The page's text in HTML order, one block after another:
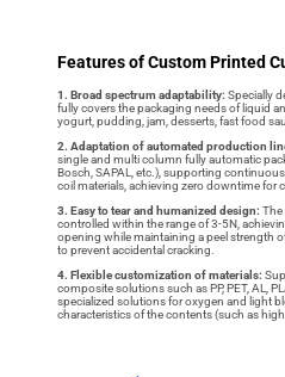
Features of Custom Printed
1. Broad spectrum adaptability: Specially
fully covers the packaging needs of liquid
yogurt, pudding, jam, desserts, fast food
2. Adaptation of automated production
single and multi column fully automatic
Bosch, SAPAL, etc.), supporting
coil materials, achieving zero downtime for
3. Easy to tear and humanized design: The
controlled within the range of 3-5N,
opening while maintaining a peel strength
to prevent accidental cracking.
4. Flexible customization of materials:
composite solutions such as PP, PET, AL,
specialized solutions for oxygen and light
characteristics of the contents (such as